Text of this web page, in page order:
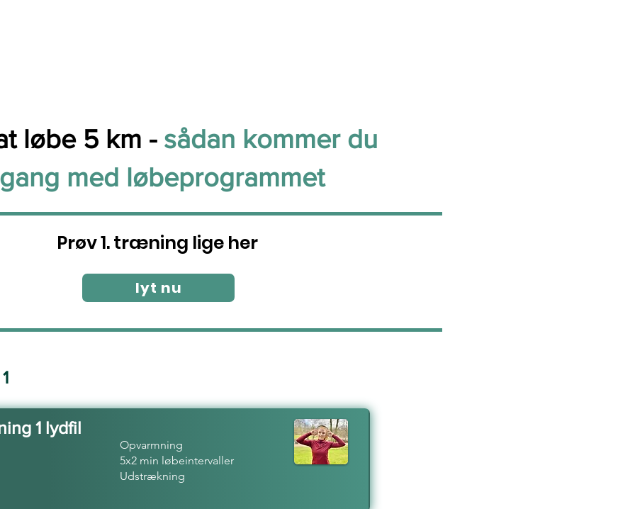
løbe 5 km - sådan kommer du
med løbeprogrammet
Prøv 1. træning lige her
lyt nu
1 lydfil
Opvarmning
5x2 min løbeintervaller
Udstrækning